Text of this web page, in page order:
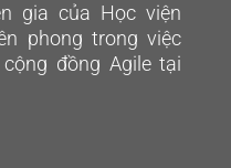
gia của Học viện
phong trong việc
đồng Agile tại